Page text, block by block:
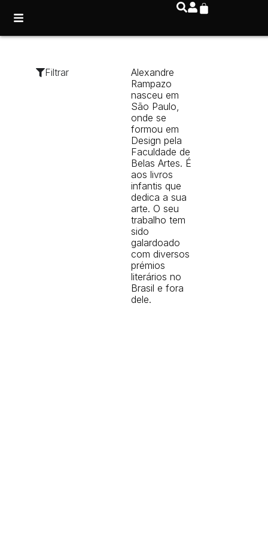
Filtrar
Alexandre
Rampazo
nasceu em
São Paulo,
onde se
formou em
Design pela
Faculdade de
Belas Artes. É
aos livros
infantis que
dedica a sua
arte. O seu
trabalho tem
sido
galardoado
com diversos
prémios
literários no
Brasil e fora
dele.